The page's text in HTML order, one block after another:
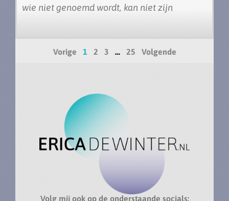
wie niet genoemd wordt, kan niet zijn
Vorige 1 2 3 … 25 Volgende
Volg mij ook op de onderstaande socials: